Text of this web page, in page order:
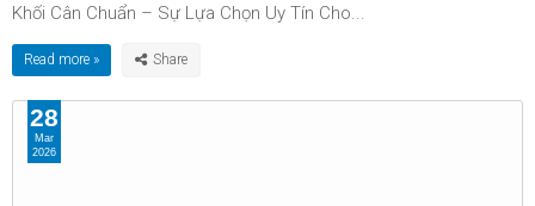
Khối Cân Chuẩn – Sự Lựa Chọn Uy Tín Cho...
Read more »
28
Mar
2026